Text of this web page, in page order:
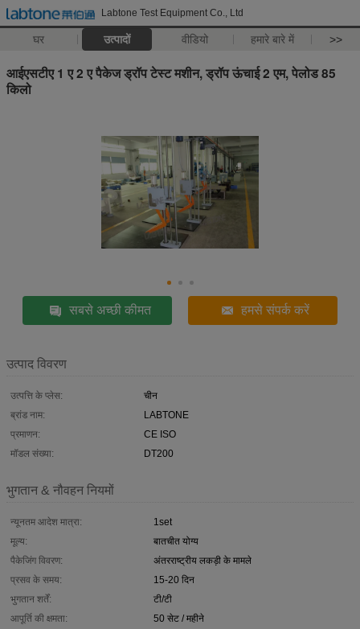
Labtone Test Equipment Co., Ltd
घर उत्पादों वीडियो हमारे बारे में >>
आईएसटीए 1 ए 2 ए पैकेज ड्रॉप टेस्ट मशीन, ड्रॉप ऊंचाई 2 एम, पेलोड 85
किलो
सबसे अच्छी कीमत हमसे संपर्क करें
उत्पाद विवरण
उत्पत्ति के प्लेस:
चीन
ब्रांड नाम:
LABTONE
प्रमाणन:
CE ISO
मॉडल संख्या:
DT200
भुगतान & नौवहन नियमों
न्यूनतम आदेश मात्रा:
1set
मूल्य:
बातचीत योग्य
पैकेजिंग विवरण:
अंतरराष्ट्रीय लकड़ी के मामले
प्रसव के समय:
15-20 दिन
भुगतान शर्तें:
टी/टी
आपूर्ति की क्षमता:
50 सेट / महीने